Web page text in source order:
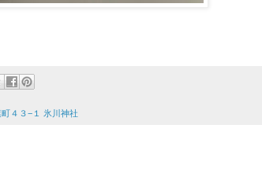
４３−１ 氷川神社